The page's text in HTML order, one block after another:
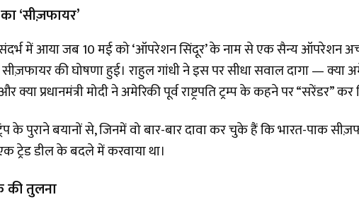
‘सीज़फायर’
में आया जब 10 मई को ‘ऑपरेशन सिंदूर’ के नाम से एक सैन्य ऑपरेशन
की घोषणा हुई। राहुल गांधी ने इस पर सीधा सवाल दागा — क्या
प्रधानमंत्री मोदी ने अमेरिकी पूर्व राष्ट्रपति ट्रम्प के कहने पर “सरेंडर” कर
के पुराने बयानों से, जिनमें वो बार-बार दावा कर चुके हैं कि भारत-पाक
ट्रेड डील के बदले में करवाया था।
की तुलना